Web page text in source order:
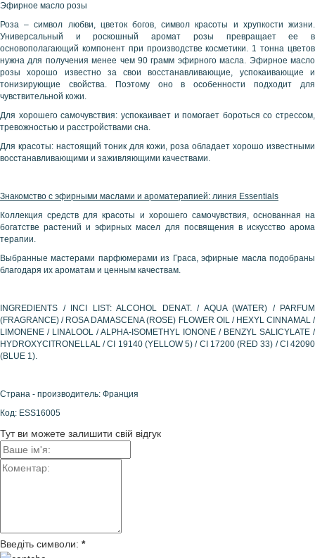
Эфирное масло розы
Роза – символ любви, цветок богов, символ красоты и хрупкости жизни.
Универсальный и роскошный аромат розы превращает ее в
основополагающий компонент при производстве косметики. 1 тонна цветов
нужна для получения менее чем 90 грамм эфирного масла. Эфирное масло
розы хорошо известно за свои восстанавливающие, успокаивающие и
тонизирующие свойства. Поэтому оно в особенности подходит для
чувствительной кожи.
Для хорошего самочувствия: успокаивает и помогает бороться со стрессом,
тревожностью и расстройствами сна.
Для красоты: настоящий тоник для кожи, роза обладает хорошо известными
восстанавливающими и заживляющими качествами.
Знакомство с эфирными маслами и ароматерапией: линия Essentials
Коллекция средств для красоты и хорошего самочувствия, основанная на
богатстве растений и эфирных масел для посвящения в искусство арома
терапии.
Выбранные мастерами парфюмерами из Граса, эфирные масла подобраны
благодаря их ароматам и ценным качествам.
INGREDIENTS / INCI LIST: ALCOHOL DENAT. / AQUA (WATER) / PARFUM
(FRAGRANCE) / ROSA DAMASCENA (ROSE) FLOWER OIL / HEXYL CINNAMAL /
LIMONENE / LINALOOL / ALPHA-ISOMETHYL IONONE / BENZYL SALICYLATE /
HYDROXYCITRONELLAL / CI 19140 (YELLOW 5) / CI 17200 (RED 33) / CI 42090
(BLUE 1).
Страна - производитель: Франция
Код: ESS16005
Тут ви можете залишити свій відгук
Введіть символи: *